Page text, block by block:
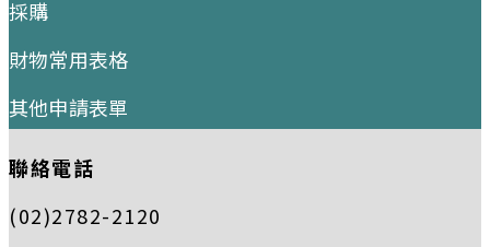
採購
財物常用表格
其他申請表單
聯絡電話
(02)2782-2120